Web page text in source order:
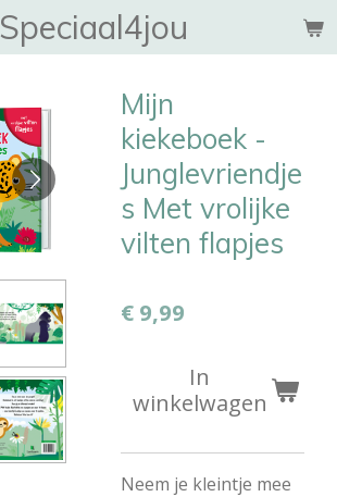
Speciaal4jou
Mijn
kiekeboek -
Junglevriendje
s Met vrolijke
vilten flapjes
€ 9,99
In
winkelwagen
Neem je kleintje mee